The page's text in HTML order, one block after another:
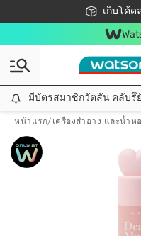
เก็บโค้ด
ชอปออนไลน์
📦ส่
สมาชิ
มีบัตรสมาชิกวัตสัน คลับรึ
หน้าแรก/ เครื่องสำอาง และน้ำห